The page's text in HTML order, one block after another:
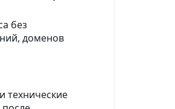
без
доменов
технические